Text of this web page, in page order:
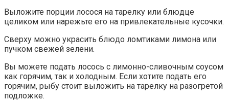
Выложите порции лосося на тарелку или блюдце
целиком или нарежьте его на привлекательные кусочки.
Сверху можно украсить блюдо ломтиками лимона или
пучком свежей зелени.
Вы можете подать лосось с лимонно-сливочным соусом
как горячим, так и холодным. Если хотите подать его
горячим, рыбу стоит выложить на тарелку на разогретой
подложке.